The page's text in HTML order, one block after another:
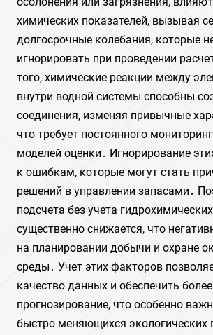
химических показателей, вызывая
долгосрочные колебания, которые
игнорировать при проведении
того, химические реакции между
внутри водной системы способны
соединения, изменяя привычные
что требует постоянного
моделей оценки․ Игнорирование
к ошибкам, которые могут стать
решений в управлении запасами․
подсчета без учета
существенно снижается, что
на планировании добычи и охране
среды․ Учет этих факторов
качество данных и обеспечить
прогнозирование, что особенно
быстро меняющихся экологических